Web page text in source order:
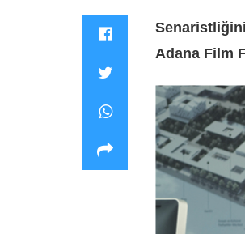
Adana Film